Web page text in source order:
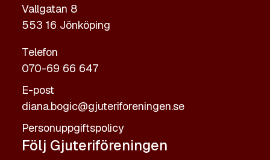
Vallgatan 8
553 16 Jönköping
Telefon
070-69 66 647
E-post
diana.bogic@gjuteriforeningen.se
Personuppgiftspolicy
Följ Gjuteriföreningen